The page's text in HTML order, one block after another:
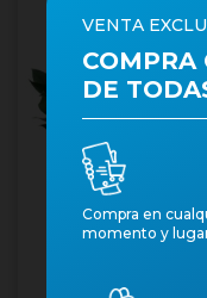
ANTHURIUM
VENTA
COMPRA
DE
Compra en
momento y